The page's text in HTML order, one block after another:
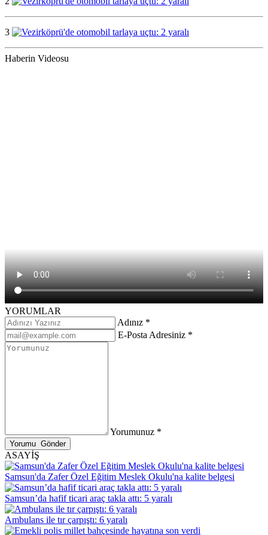
3
Haberin Videosu
YORUMLAR
Adınız *
E-Posta Adresiniz *
Yorumunuz *
ASAYİŞ
Samsun'da Zafer Özel Eğitim Meslek Okulu'na kalite belgesi
Samsun’da hafif ticari araç takla attı: 5 yaralı
Ambulans ile tır çarpıştı: 6 yaralı